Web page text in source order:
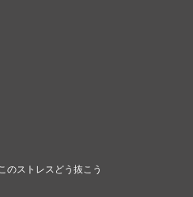
ストレスどう抜こう